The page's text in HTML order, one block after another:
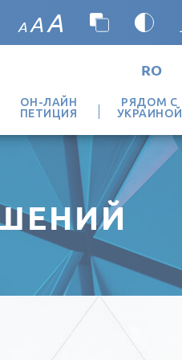
A AA
RO
ОН-ЛАЙН
ПЕТИЦИЯ
РЯДОМ С
УКРАИНОЙ